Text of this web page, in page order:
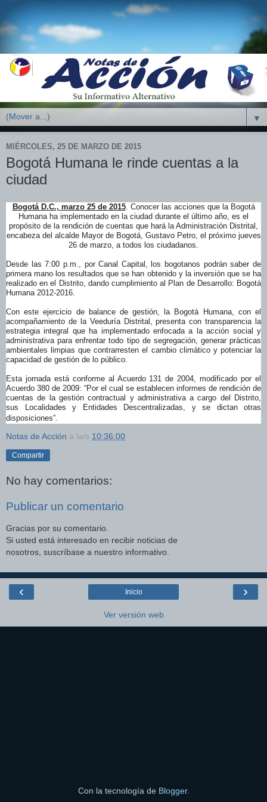
▼
MIÉRCOLES, 25 DE MARZO DE 2015
Bogotá Humana le rinde cuentas a la
ciudad ​
Bogotá D.C., marzo 25 de 2015. Conocer las acciones que la Bogotá
Humana ha implementado en la ciudad durante el último año, es el
propósito de la rendición de cuentas que hará la Administración Distrital,
encabeza del alcalde Mayor de Bogotá, Gustavo Petro, el próximo jueves
26 de marzo, a todos los ciudadanos.
Desde las 7:00 p.m., por Canal Capital, los bogotanos podrán saber de
primera mano los resultados que se han obtenido y la inversión que se ha
realizado en el Distrito, dando cumplimiento al Plan de Desarrollo: Bogotá
Humana 2012-2016.
Con este ejercicio de balance de gestión, la Bogotá Humana, con el
acompañamiento de la Veeduría Distrital, presenta con transparencia la
estrategia integral que ha implementado enfocada a la acción social y
administrativa para enfrentar todo tipo de segregación, generar prácticas
ambientales limpias que contrarresten el cambio climático y potenciar la
capacidad de gestión de lo público.
Esta jornada está conforme al Acuerdo 131 de 2004, modificado por el
Acuerdo 380 de 2009: “Por el cual se establecen informes de rendición de
cuentas de la gestión contractual y administrativa a cargo del Distrito,
sus Localidades y Entidades Descentralizadas, y se dictan otras
disposiciones”.
Notas de Acción a la/s 10:36:00
Compartir
No hay comentarios:
Publicar un comentario
Gracias por su comentario.
Si usted está interesado en recibir noticias de
nosotros, suscríbase a nuestro informativo.
‹ ›
Inicio
Ver versión web
Con la tecnología de Blogger.